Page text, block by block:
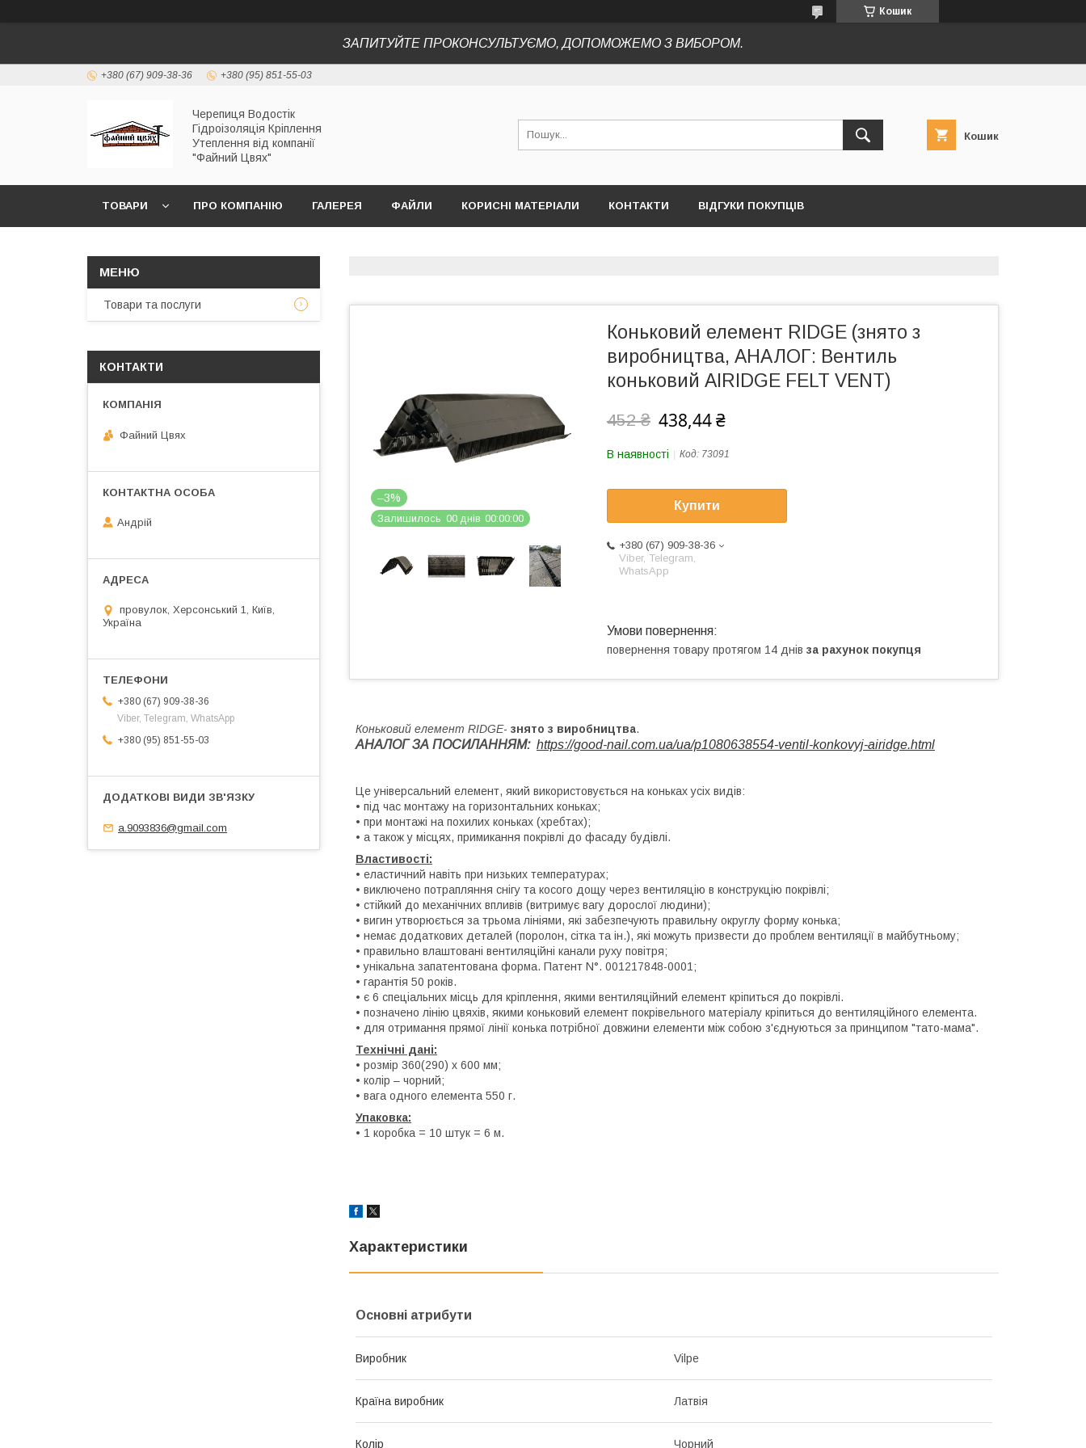
Кошик
ЗАПИТУЙТЕ ПРОКОНСУЛЬТУЄМО, ДОПОМОЖЕМО З ВИБОРОМ.
+380 (67) 909-38-36 +380 (95) 851-55-03
Черепиця Водостік
Гідроізоляція Кріплення
Утеплення від компанії
"Файний Цвях"
Кошик
ТОВАРИ ПРО КОМПАНІЮ ГАЛЕРЕЯ ФАЙЛИ КОРИСНІ МАТЕРІАЛИ КОНТАКТИ ВІДГУКИ ПОКУПЦІВ
–3%
Залишилось 00 днів 00 00 00
Коньковий елемент RIDGE (знято з
виробництва, АНАЛОГ: Вентиль
коньковий AIRIDGE FELT VENT)
452 ₴ 438,44 ₴
В наявності Код: 73091
Купити
+380 (67) 909-38-36
Viber, Telegram,
WhatsApp
повернення товару протягом 14 днів за рахунок покупця
Коньковий елемент RIDGE- знято з виробництва.
АНАЛОГ ЗА ПОСИЛАННЯМ: https://good-nail.com.ua/ua/p1080638554-ventil-konkovyj-airidge.html
Це універсальний елемент, який використовується на коньках усіх видів:
• під час монтажу на горизонтальних коньках;
• при монтажі на похилих коньках (хребтах);
• а також у місцях, примикання покрівлі до фасаду будівлі.
Властивості:
• еластичний навіть при низьких температурах;
• виключено потрапляння снігу та косого дощу через вентиляцію в конструкцію покрівлі;
• стійкий до механічних впливів (витримує вагу дорослої людини);
• вигин утворюється за трьома лініями, які забезпечують правильну округлу форму конька;
• немає додаткових деталей (поролон, сітка та ін.), які можуть призвести до проблем вентиляції в майбутньому;
• правильно влаштовані вентиляційні канали руху повітря;
• унікальна запатентована форма. Патент N°. 001217848-0001;
• гарантія 50 років.
• є 6 спеціальних місць для кріплення, якими вентиляційний елемент кріпиться до покрівлі.
• позначено лінію цвяхів, якими коньковий елемент покрівельного матеріалу кріпиться до вентиляційного елемента.
• для отримання прямої лінії конька потрібної довжини елементи між собою з'єднуються за принципом "тато-мама".
Технічні дані:
• розмір 360(290) x 600 мм;
• колір – чорний;
• вага одного елемента 550 г.
Упаковка:
• 1 коробка = 10 штук = 6 м.
Характеристики
Основні атрибути
Виробник Vilpe
Країна виробник Латвія
Колір Чорний
Товари та послуги
КОНТАКТИ
Файний Цвях
Андрій
провулок, Херсонський 1, Київ,
Україна
+380 (67) 909-38-36
Viber, Telegram, WhatsApp
+380 (95) 851-55-03
a.9093836@gmail.com